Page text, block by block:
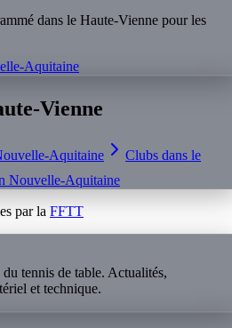
dans le Haute-Vienne pour les
Aquitaine
Vienne
Aquitaine
Clubs dans le
Nouvelle-Aquitaine
par la FFTT
tennis de table. Actualités,
et technique.